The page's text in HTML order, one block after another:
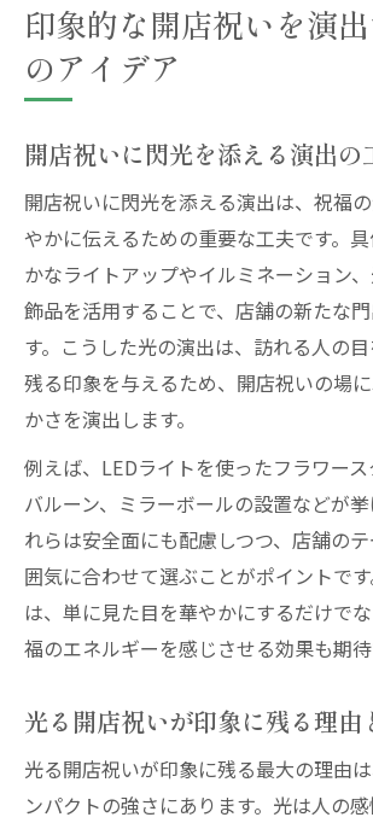
開店祝いで押さえたい基本的
失敗しない開店祝いの注意点
開店祝いに適したタイミング
開店祝いのマナー違反を防ぐ
閃光を添える開店祝いの花選びの
開店祝いに最適な花の種類と
縁起の良い花で開店祝いに閃
開店祝いで喜ばれる花色のポ
開店祝いにおすすめの花言葉
店舗イメージに合う開店祝い
開店祝いなら避けたいタブーとそ
開店祝いで避けるべきタブー
開店祝いの贈り物で気を付け
開店祝いのタブーを知り安心
火事や赤字を連想させる品の
メッセージ文例で光る開店祝いの
開店祝いにふさわしいメッセ
心に残る開店祝いの言葉選び
印象的な開店祝いを演
のアイデア
開店祝いに閃光を添える演出の
開店祝いに閃光を添える演出は、祝福
やかに伝えるための重要な工夫です。
かなライトアップやイルミネーション
飾品を活用することで、店舗の新たな
す。こうした光の演出は、訪れる人の
残る印象を与えるため、開店祝いの場
かさを演出します。
例えば、LEDライトを使ったフラワー
バルーン、ミラーボールの設置などが
れらは安全面にも配慮しつつ、店舗の
囲気に合わせて選ぶことがポイントで
は、単に見た目を華やかにするだけで
福のエネルギーを感じさせる効果も期待
光る開店祝いが印象に残る理由
光る開店祝いが印象に残る最大の理由
ンパクトの強さにあります。光は人の